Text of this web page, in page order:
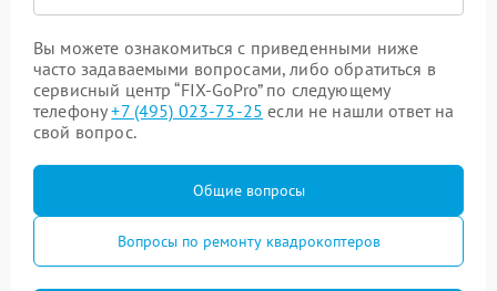
Вы можете ознакомиться с приведенными ниже
часто задаваемыми вопросами, либо обратиться в
сервисный центр “FIX-GoPro” по следующему
телефону+7 (495) 023-73-25 если не нашли ответ на
свой вопрос.
Общие вопросы
Вопросы по ремонту квадрокоптеров